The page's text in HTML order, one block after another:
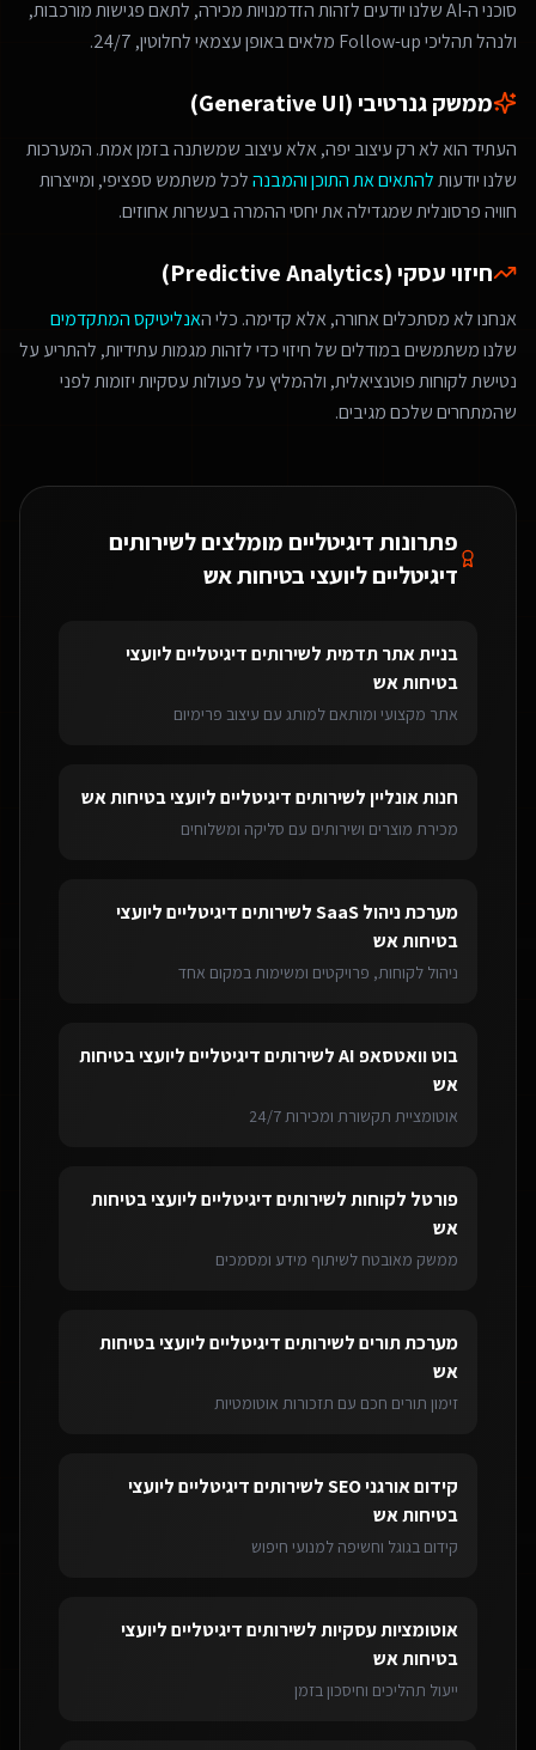
סוכני ה-AI שלנו יודעים לזהות הזדמנויות מכירה, לתאם פגישות מורכבות,
ולנהל תהליכי Follow-up מלאים באופן עצמאי לחלוטין, 24/7.
ממשק גנרטיבי (Generative UI)
העתיד הוא לא רק עיצוב יפה, אלא עיצוב שמשתנה בזמן אמת. המערכות
שלנו יודעותלהתאים את התוכן והמבנהלכל משתמש ספציפי, ומייצרות
חוויה פרסונלית שמגדילה את יחסי ההמרה בעשרות אחוזים.
חיזוי עסקי (Predictive Analytics)
אנחנו לא מסתכלים אחורה, אלא קדימה. כלי האנליטיקס המתקדמים
שלנו משתמשים במודלים של חיזוי כדי לזהות מגמות עתידיות, להתריע על
נטישת לקוחות פוטנציאלית, ולהמליץ על פעולות עסקיות יזומות לפני
שהמתחרים שלכם מגיבים.
פתרונות דיגיטליים מומלצים לשירותים
דיגיטליים ליועצי בטיחות אש
בניית אתר תדמיתלשירותים דיגיטליים ליועצי
בטיחות אש
אתר מקצועי ומותאם למותג עם עיצוב פרימיום
חנות אונלייןלשירותים דיגיטליים ליועצי בטיחות אש
מכירת מוצרים ושירותים עם סליקה ומשלוחים
מערכת ניהול SaaS לשירותים דיגיטליים ליועצי
בטיחות אש
ניהול לקוחות, פרויקטים ומשימות במקום אחד
בוט וואטסאפ AI לשירותים דיגיטליים ליועצי בטיחות
אש
אוטומציית תקשורת ומכירות 24/7
פורטל לקוחותלשירותים דיגיטליים ליועצי בטיחות
אש
ממשק מאובטח לשיתוף מידע ומסמכים
מערכת תוריםלשירותים דיגיטליים ליועצי בטיחות
אש
זימון תורים חכם עם תזכורות אוטומטיות
קידום אורגני SEO לשירותים דיגיטליים ליועצי
בטיחות אש
קידום בגוגל וחשיפה למנועי חיפוש
אוטומציות עסקיותלשירותים דיגיטליים ליועצי
בטיחות אש
ייעול תהליכים וחיסכון בזמן